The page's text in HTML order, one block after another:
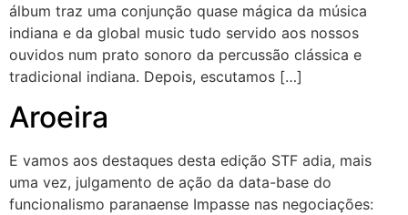
álbum traz uma conjunção quase mágica da música
indiana e da global music tudo servido aos nossos
ouvidos num prato sonoro da percussão clássica e
tradicional indiana. Depois, escutamos […]
Aroeira
E vamos aos destaques desta edição STF adia, mais
uma vez, julgamento de ação da data-base do
funcionalismo paranaense Impasse nas negociações: